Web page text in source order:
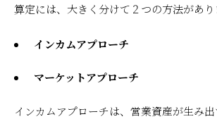
算定には、大きく分けて２つの方法があり
インカムアプローチ
マーケットアプローチ
インカムアプローチは、営業資産が生み